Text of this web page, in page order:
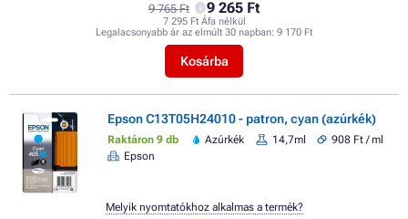
9 765 Ft 9 265 Ft
7 295 Ft Áfa nélkül
Legalacsonyabb ár az elmúlt 30 napban: 9 170 Ft
Kosárba
Epson C13T05H24010 - patron, cyan (azúrkék)
Raktáron 9 db Azúrkék 14,7ml
908 Ft / ml
Epson
Melyik nyomtatókhoz alkalmas a termék?